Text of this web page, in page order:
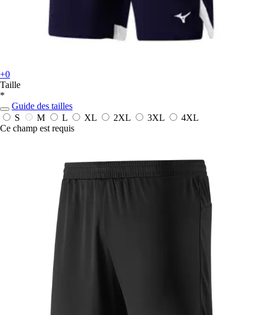
+0
Taille
*
Guide des tailles
S
M L XL 2XL 3XL
4XL
Ce champ est requis